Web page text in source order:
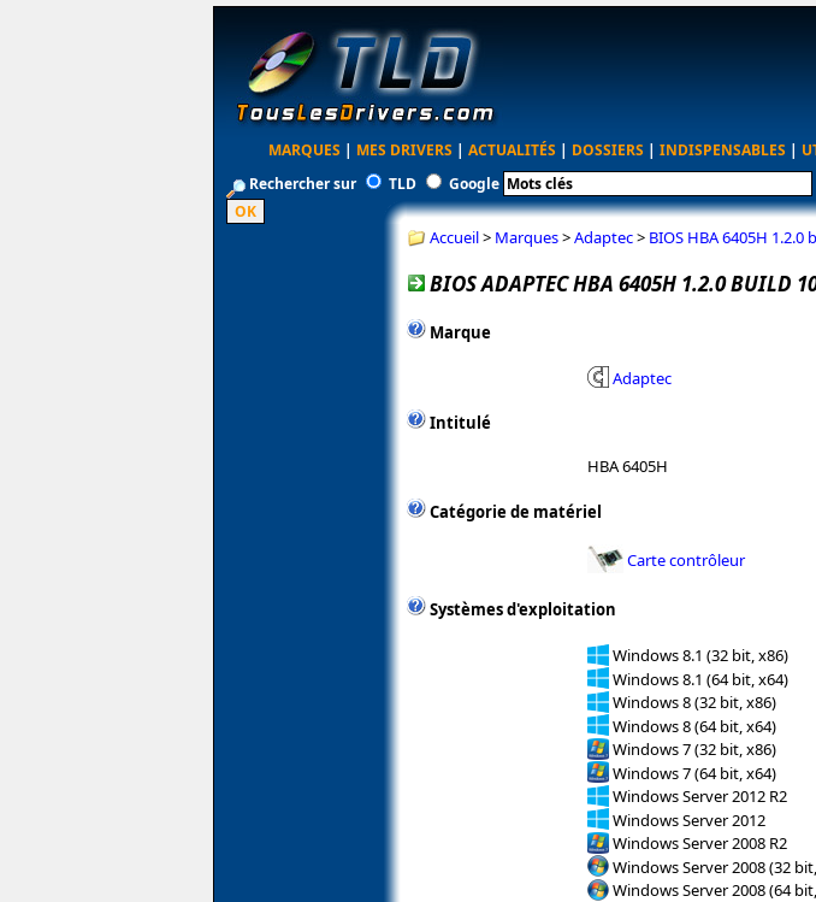
MARQUES | MES DRIVERS | ACTUALITÉS | DOSSIERS | INDISPENSABLES |
Rechercher sur
TLD Google
Accueil> Marques>Adaptec> BIOS HBA 6405H 1.2.0
BIOS ADAPTEC HBA 6405H 1.2.0 BUILD
Marque
Adaptec
Intitulé
HBA 6405H
Catégorie de matériel
Carte contrôleur
Systèmes d'exploitation
Windows 8.1 (32 bit, x86)
Windows 8.1 (64 bit, x64)
Windows 8 (32 bit, x86)
Windows 8 (64 bit, x64)
Windows 7 (32 bit, x86)
Windows 7 (64 bit, x64)
Windows Server 2012 R2
Windows Server 2012
Windows Server 2008 R2
Windows Server 2008 (32
Windows Server 2008 (64